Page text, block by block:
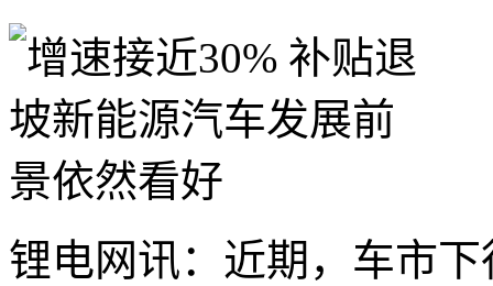
锂电网讯：近期，车市